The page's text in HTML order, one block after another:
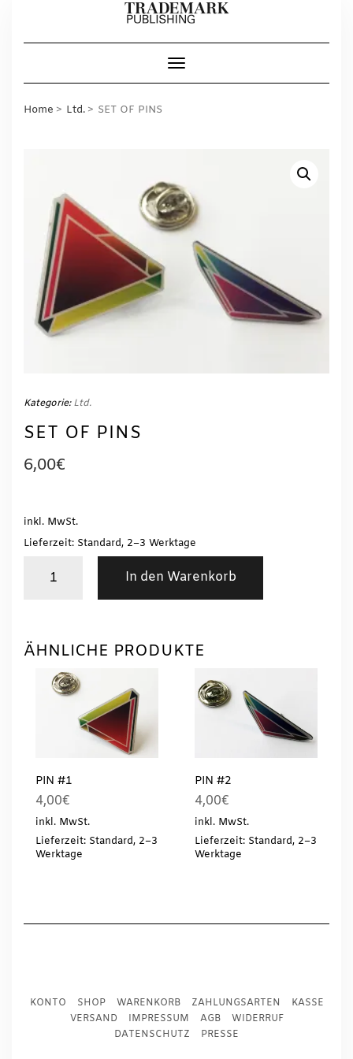
Toggle Navigation
Home Ltd. SET OF PINS
Kategorie:Ltd.
SET OF PINS
6,00€
inkl. MwSt.
Lieferzeit: Standard, 2–3 Werktage
In den Warenkorb
ÄHNLICHE PRODUKTE
PIN #1
4,00€
inkl. MwSt.
Lieferzeit: Standard, 2–3
Werktage
PIN #2
4,00€
inkl. MwSt.
Lieferzeit: Standard, 2–3
Werktage
KONTO SHOP WARENKORB ZAHLUNGSARTEN
KASSE
VERSAND
IMPRESSUM AGB
WIDERRUF
DATENSCHUTZ
PRESSE